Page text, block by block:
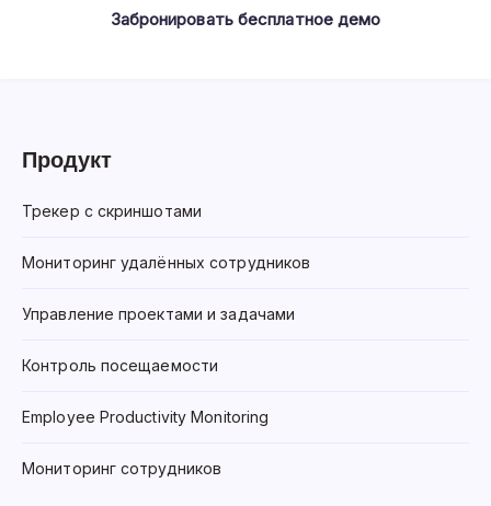
Забронировать бесплатное демо
Продукт
Трекер с скриншотами
Мониторинг удалённых сотрудников
Управление проектами и задачами
Контроль посещаемости
Employee Productivity Monitoring
Мониторинг сотрудников